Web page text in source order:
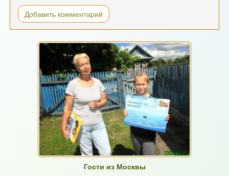
Добавить комментарий
Гости из Москвы